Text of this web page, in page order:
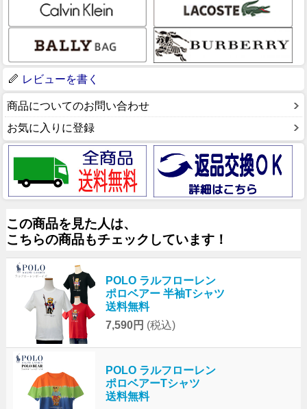
レビューを書く
商品についてのお問い合わせ
お気に入りに登録
この商品を見た人は、
こちらの商品もチェックしています！
POLO ラルフローレン
ポロベアー 半袖Tシャツ
送料無料
7,590円 (税込)
POLO ラルフローレン
ポロベアーTシャツ
送料無料